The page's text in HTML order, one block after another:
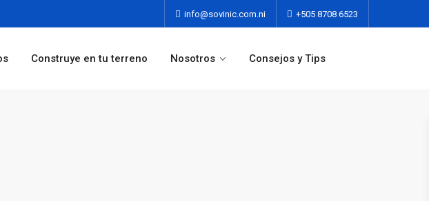
info@sovinic.com.ni +505 8708 6523
Construye en tu terreno Nosotros Consejos y Tips